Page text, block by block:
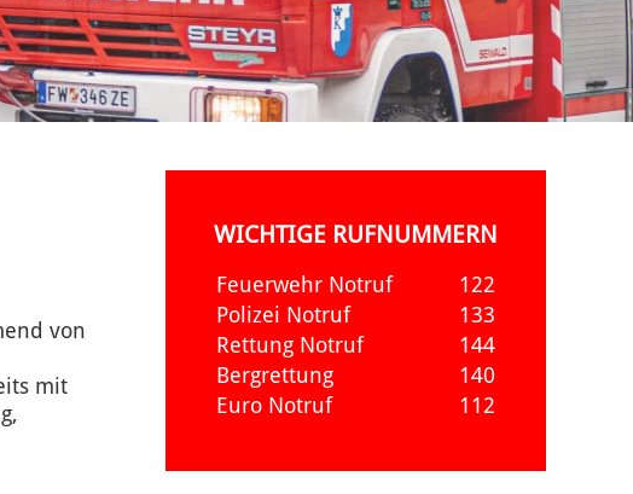
von
mit
WICHTIGE RUFNUMMERN
Feuerwehr Notruf
122
Polizei Notruf
133
Rettung Notruf
144
Bergrettung
140
Euro Notruf
112